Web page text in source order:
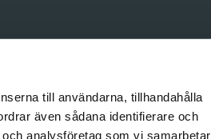
till användarna, tillhandahålla
även sådana identifierare och
analysföretag som vi samarbetar
spiders, indexering och liknande) är inte